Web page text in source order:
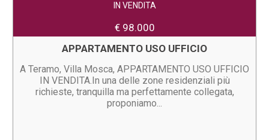
IN VENDITA
€ 98.000
APPARTAMENTO USO UFFICIO
A Teramo, Villa Mosca, APPARTAMENTO USO UFFICIO
IN VENDITA.In una delle zone residenziali più
richieste, tranquilla ma perfettamente collegata,
proponiamo...